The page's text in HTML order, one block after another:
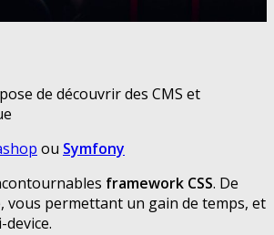
de découvrir des CMS et
ou Symfony
framework CSS. De
vous permettant un gain de temps, et